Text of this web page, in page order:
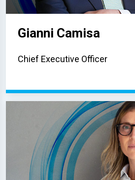
Gianni Camisa
Chief Executive Officer